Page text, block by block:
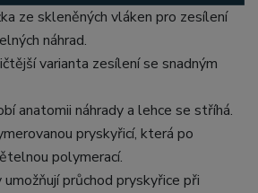
ze skleněných vláken pro zesílení
náhrad.
varianta zesílení se snadným
anatomii náhrady a lehce se stříhá.
pryskyřicí, která po
polymerací.
průchod pryskyřice při